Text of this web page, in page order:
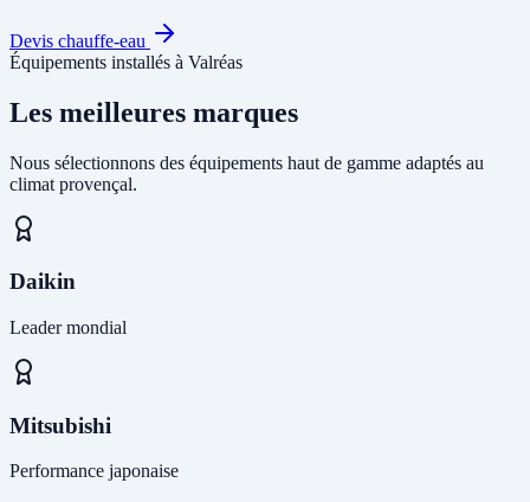
Devis chauffe-eau
Équipements installés à Valréas
Les meilleures marques
Nous sélectionnons des équipements haut de gamme adaptés au
climat provençal.
Daikin
Leader mondial
Mitsubishi
Performance japonaise